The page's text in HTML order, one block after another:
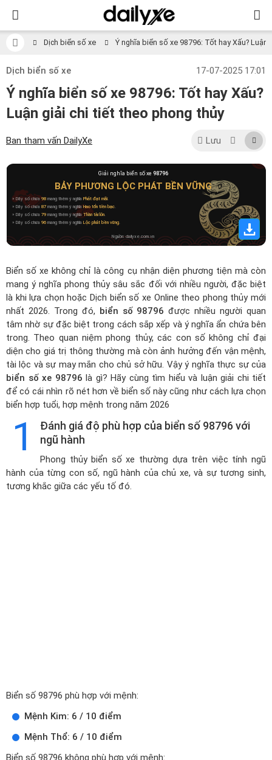
Dịch biển số xe Ý nghĩa biển số xe 98796: Tốt hay Xấu?
Dịch biển số xe 17-07-2025 17:01
Ý nghĩa biển số xe 98796: Tốt hay Xấu?
Luận giải chi tiết theo phong thủy
Ban tham vấn DailyXe Lưu
Giải nghĩa biển số xe 98796
BẢY PHƯƠNG LỘC PHÁT BỀN VỮNG
» Dãy số chứa98 mang thêm ý nghĩa Phát đạt mãi.
» Dãy số chứa 87 mang thêm ý nghĩaHao tổn tiền bạc.
» Dãy số chứa 79 mang thêm ý nghĩaThần tài lớn.
» Dãy số chứa 96 mang thêm ý nghĩa Lộc phát bền vững.
Nguồn: dailyxe.com.vn
Biển số xe không chỉ là công cụ nhận diện phương tiện mà còn
mang ý nghĩa phong thủy sâu sắc đối với nhiều người, đặc biệt
là khi lựa chọn hoặcDịch biển số xe Online theo phong thủy mới
nhất 2026. Trong đó, biển số 98796 được nhiều người quan
tâm nhờ sự đặc biệt trong cách sắp xếp và ý nghĩa ẩn chứa bên
trong. Theo quan niệm phong thủy, các con số không chỉ đại
diện cho giá trị thông thường mà còn ảnh hưởng đến vận mệnh,
tài lộc và sự may mắn cho chủ sở hữu. Vậy ý nghĩa thực sự của
biển số xe 98796 là gì? Hãy cùng tìm hiểu và luận giải chi tiết
để có cái nhìn rõ nét hơn về biển số này cũng như cách lựa chọn
biển hợp tuổi, hợp mệnh trong năm 2026
1
Đánh giá độ phù hợp của biển số 98796 với
ngũ hành
Phong thủy biển số xe thường dựa trên việc tính ngũ
hành của từng con số, ngũ hành của chủ xe, và sự tương sinh,
tương khắc giữa các yếu tố đó.
Biển số 98796 phù hợp với mệnh:
Mệnh Kim: 6 / 10 điểm
Mệnh Thổ: 6 / 10 điểm
Biển số 98796 không phù hợp với mệnh: